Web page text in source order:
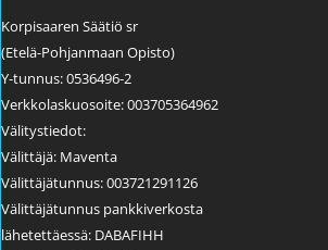
Korpisaaren Säätiö sr
(Etelä-Pohjanmaan Opisto)
Y-tunnus: 0536496-2
Verkkolaskuosoite: 003705364962
Välitystiedot:
Välittäjä: Maventa
Välittäjätunnus: 003721291126
Välittäjätunnus pankkiverkosta
lähetettäessä: DABAFIHH